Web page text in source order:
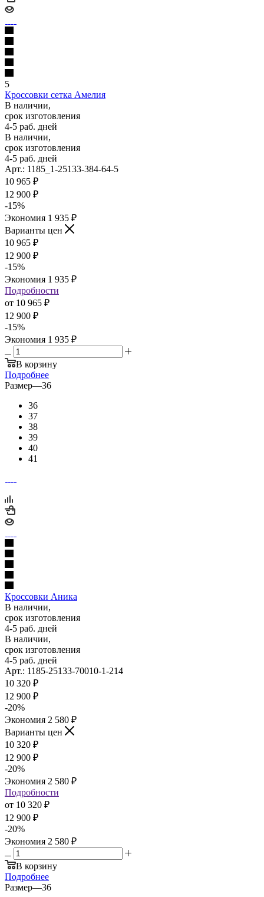
5
Кроссовки сетка Амелия
В наличии,
срок изготовления
4-5 раб. дней
В наличии,
срок изготовления
4-5 раб. дней
Арт.: 1185_1-25133-384-64-5
10 965 ₽
12 900 ₽
-15%
Экономия 1 935 ₽
Варианты цен
10 965 ₽
12 900 ₽
-15%
Экономия 1 935 ₽
Подробности
от 10 965 ₽
12 900 ₽
-15%
Экономия 1 935 ₽
В корзину
Подробнее
Размер—36
36
37
38
39
40
41
Кроссовки Аника
В наличии,
срок изготовления
4-5 раб. дней
В наличии,
срок изготовления
4-5 раб. дней
Арт.: 1185-25133-70010-1-214
10 320 ₽
12 900 ₽
-20%
Экономия 2 580 ₽
Варианты цен
10 320 ₽
12 900 ₽
-20%
Экономия 2 580 ₽
Подробности
от 10 320 ₽
12 900 ₽
-20%
Экономия 2 580 ₽
В корзину
Подробнее
Размер—36